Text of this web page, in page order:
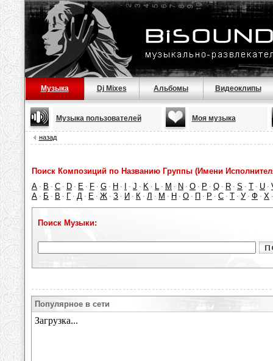
Музыка Dj Mixes Альбомы Видеоклипы
Музыка пользователей Моя музыка
назад
Поиск Композиций по Названию Группы (Имени
A · B · C · D · E · F · G · H · · J · K · L · M · N · O · P · Q · R · S · T · U ·
А · Б · В · Г · Д · Е · Ж · З · И · К · Л · М · Н · О · П · Р · С · Т · У · Ф · Х
Поиск Музыки:
Популярное в сети